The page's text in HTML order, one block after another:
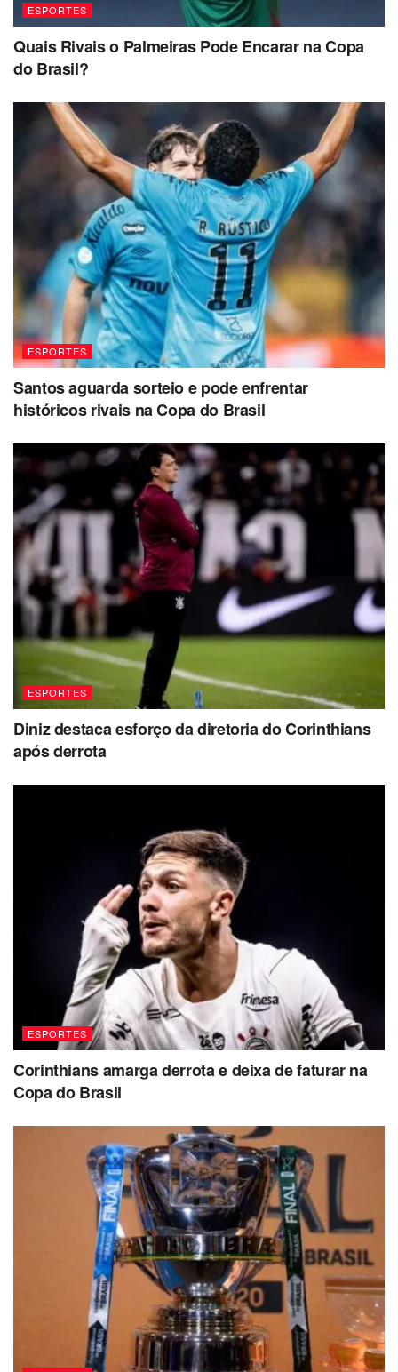
ESPORTES
Quais Rivais o Palmeiras Pode Encarar na Copa
do Brasil?
ESPORTES
Santos aguarda sorteio e pode enfrentar
históricos rivais na Copa do Brasil
ESPORTES
Diniz destaca esforço da diretoria do Corinthians
após derrota
ESPORTES
Corinthians amarga derrota e deixa de faturar na
Copa do Brasil